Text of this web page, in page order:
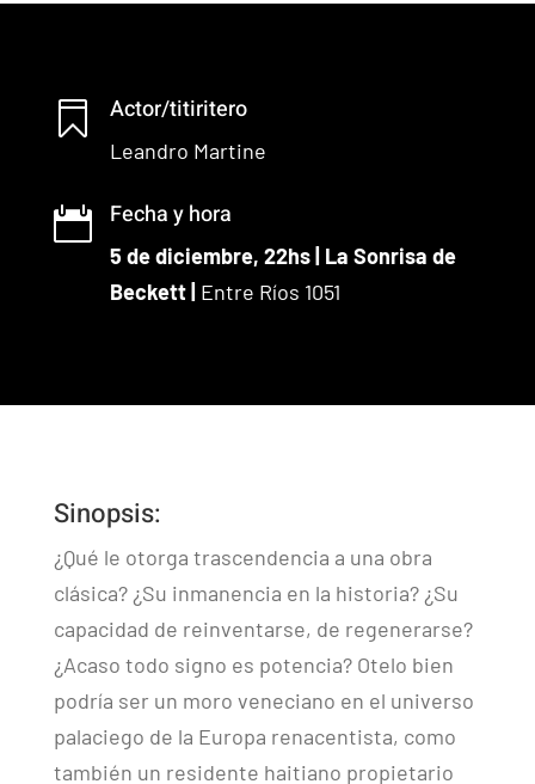
 Actor/titiritero
Leandro Martine
 Fecha y hora
5 de diciembre, 22hs | La Sonrisa de
Beckett | Entre Ríos 1051
Sinopsis:
¿Qué le otorga trascendencia a una obra
clásica? ¿Su inmanencia en la historia? ¿Su
capacidad de reinventarse, de regenerarse?
¿Acaso todo signo es potencia? Otelo bien
podría ser un moro veneciano en el universo
palaciego de la Europa renacentista, como
también un residente haitiano propietario